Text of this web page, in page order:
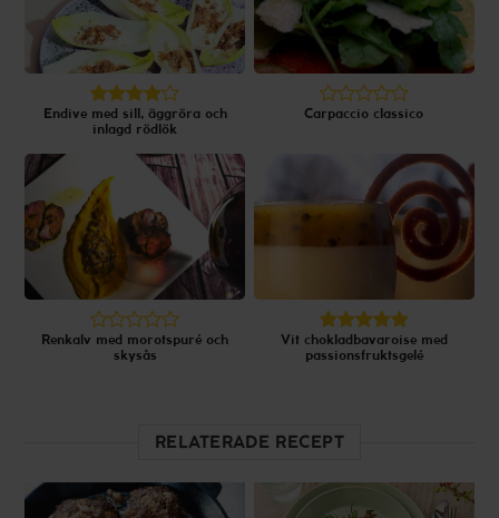
Endive med sill, äggröra och
inlagd rödlök
Carpaccio classico
Renkalv med morotspuré och
skysås
Vit chokladbavaroise med
passionsfruktsgelé
RELATERADE RECEPT